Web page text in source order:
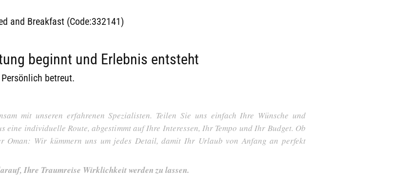
and Breakfast (Code:332141)
beginnt und Erlebnis entsteht
betreut.
mit unseren erfahrenen Spezialisten. Teilen Sie uns einfach Ihre Wünsche und
eine individuelle Route, abgestimmt auf Ihre Interessen, Ihr Tempo und Ihr Budget. Ob
Oman: Wir kümmern uns um jedes Detail, damit Ihr Urlaub von Anfang an perfekt
Ihre Traumreise Wirklichkeit werden zu lassen.